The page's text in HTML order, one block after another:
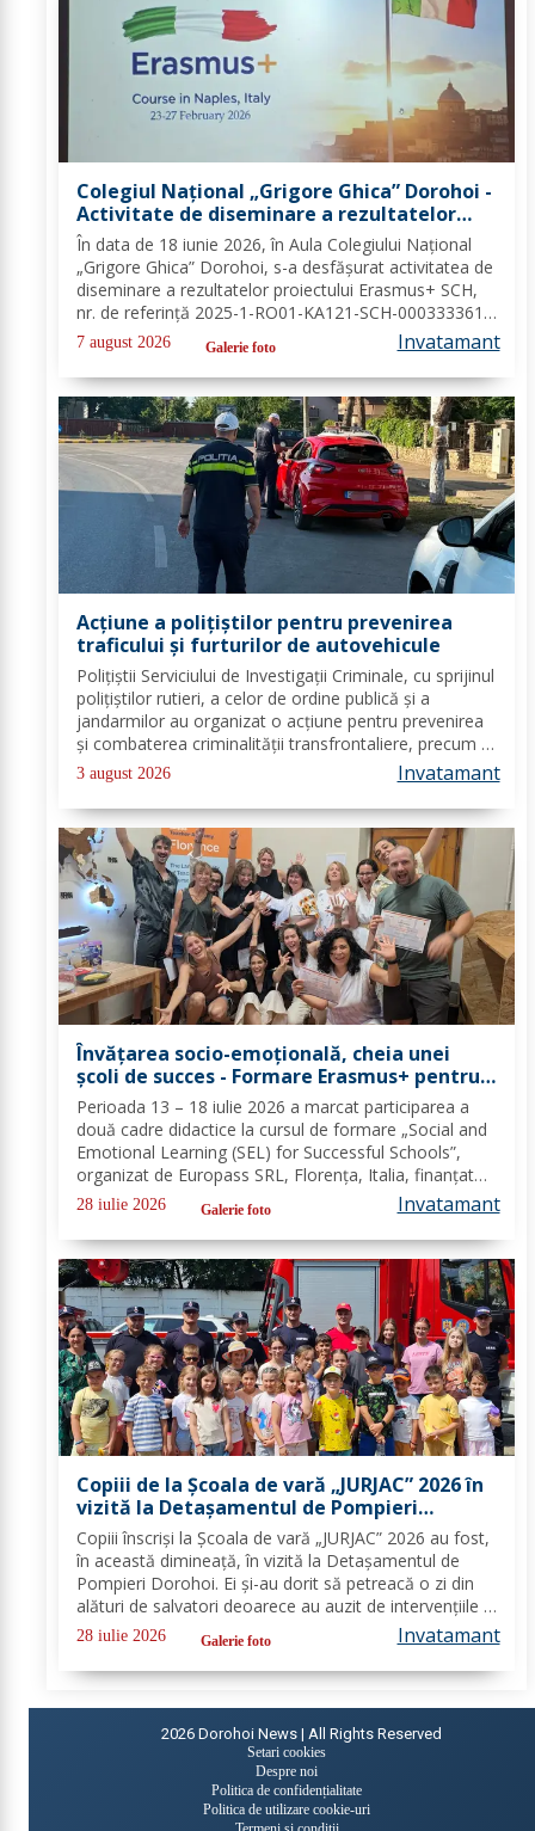
Colegiul Național „Grigore Ghica” Dorohoi -
Activitate de diseminare a rezultatelor
proiectului Erasmus+ SCH, 2025-1-RO01-
KA121-SCH-000333361
În data de 18 iunie 2026, în Aula Colegiului Național
„Grigore Ghica” Dorohoi, s-a desfășurat activitatea de
diseminare a rezultatelor proiectului Erasmus+ SCH,
nr. de referință 2025-1-RO01-KA121-SCH-000333361,
organizată de contabilul-șef, doamna Hrab Cristina, și
secretarul unității, doamna Alexa...
7 august 2026 Galerie foto Invatamant
Acțiune a polițiștilor pentru prevenirea
traficului și furturilor de autovehicule
Polițiștii Serviciului de Investigații Criminale, cu sprijinul
polițiștilor rutieri, a celor de ordine publică și a
jandarmilor au organizat o acțiune pentru prevenirea
și combaterea criminalității transfrontaliere, precum și
pentru combaterea traficului și furturilor de
autovehicule, pe raza...
3 august 2026 Invatamant
Învățarea socio-emoțională, cheia unei
școli de succes - Formare Erasmus+ pentru
două cadre didactice de la Școala
Gimnazială „Spiru Haret” Dorohoi - FOTO
Perioada 13 – 18 iulie 2026 a marcat participarea a
două cadre didactice la cursul de formare „Social and
Emotional Learning (SEL) for Successful Schools”,
organizat de Europass SRL, Florența, Italia, finanțat
prin programul de Acreditare Erasmus +, domeniul
educație școlară număr de referință...
28 iulie 2026 Galerie foto Invatamant
Copiii de la Școala de vară „JURJAC” 2026 în
vizită la Detașamentul de Pompieri
Dorohoi - FOTO
Copiii înscriși la Școala de vară „JURJAC” 2026 au fost,
în această dimineață, în vizită la Detașamentul de
Pompieri Dorohoi. Ei și-au dorit să petreacă o zi din
alături de salvatori deoarece au auzit de intervențiile la
care au participat și de oamenii pe care i-au ajutat de-
a lungul timpului. „Ne...
28 iulie 2026 Galerie foto Invatamant
2026 Dorohoi News | All Rights Reserved
Setari cookies
Despre noi
Politica de confidențialitate
Politica de utilizare cookie-uri